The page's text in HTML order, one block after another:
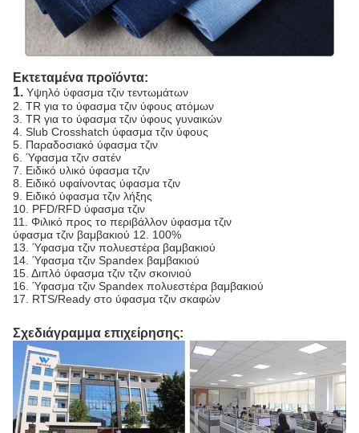
Εκτεταμένα προϊόντα:
1. Υψηλό ύφασμα τζιν τεντωμάτων
2. TR για το ύφασμα τζιν ύφους ατόμων
3. TR για το ύφασμα τζιν ύφους γυναικών
4. Slub Crosshatch ύφασμα τζιν ύφους
5. Παραδοσιακό ύφασμα τζιν
6. Ύφασμα τζιν σατέν
7. Ειδικό υλικό ύφασμα τζιν
8. Ειδικό υφαίνοντας ύφασμα τζιν
9. Ειδικό ύφασμα τζιν λήξης
10. PFD/RFD ύφασμα τζιν
11. Φιλικό προς το περιβάλλον ύφασμα τζιν
ύφασμα τζιν βαμβακιού 12. 100%
13. Ύφασμα τζιν πολυεστέρα βαμβακιού
14. Ύφασμα τζιν Spandex βαμβακιού
15. Διπλό ύφασμα τζιν τζιν σκοινιού
16. Ύφασμα τζιν Spandex πολυεστέρα βαμβακιού
17. RTS/Ready στο ύφασμα τζιν σκαφών
Σχεδιάγραμμα επιχείρησης: